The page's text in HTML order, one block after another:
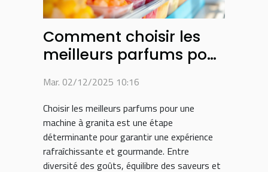
Comment choisir les
meilleurs parfums pour
granita ?
Mar. 02/12/2025 10:16
Choisir les meilleurs parfums pour une
machine à granita est une étape
déterminante pour garantir une expérience
rafraîchissante et gourmande. Entre
diversité des goûts, équilibre des saveurs et